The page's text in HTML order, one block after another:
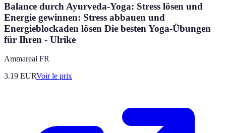
Balance durch Ayurveda-Yoga: Stress lösen und
Energie gewinnen: Stress abbauen und
Energieblockaden lösen Die besten Yoga-Übungen
für Ihren - Ulrike
Ammareal FR
3.19 EURVoir le prix